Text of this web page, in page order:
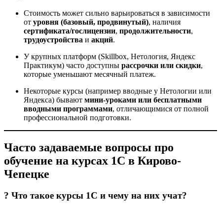
Стоимость может сильно варьироваться в зависимости
от уровня (базовый, продвинутый), наличия
сертификата/гослицензии, продолжительности,
трудоустройства и акций.
У крупных платформ (Skillbox, Нетология, Яндекс
Практикум) часто доступны рассрочки или скидки,
которые уменьшают месячный платеж.
Некоторые курсы (например вводные у Нетологии или
Яндекса) бывают мини-уроками или бесплатными
вводными программами, отличающимися от полной
профессиональной подготовки.
Часто задаваемые вопросы про
обучение на курсах 1С в Кирово-
Чепецке
? Что такое курсы 1С и чему на них учат?